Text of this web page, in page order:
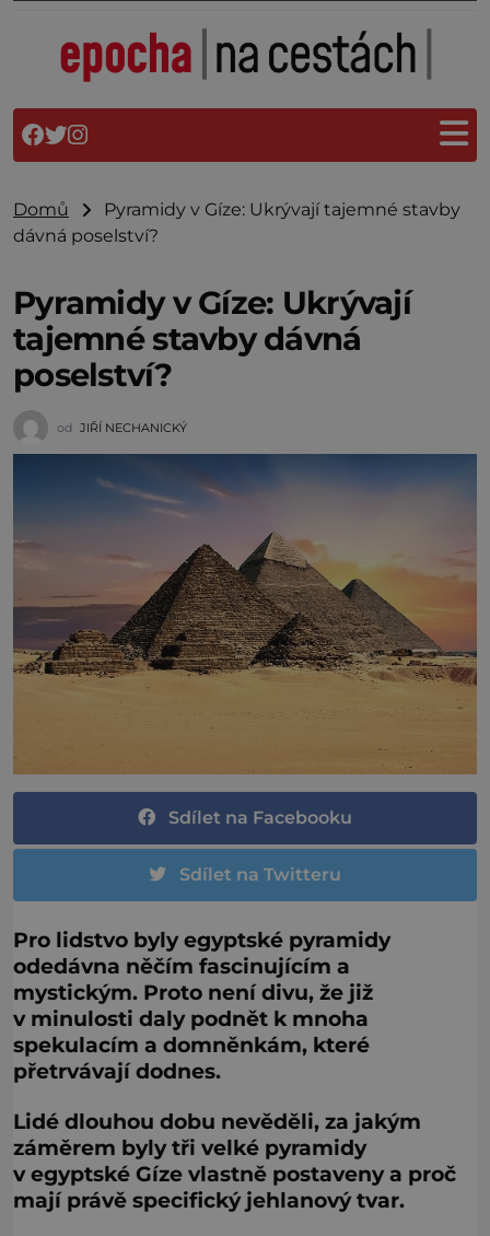
Domů
Pyramidy v Gíze: Ukrývají tajemné stavby
dávná poselství?
Pyramidy v Gíze: Ukrývají
tajemné stavby dávná
poselství?
od JIŘÍ NECHANICKÝ
Sdílet na Facebooku
Sdílet na Twitteru
Pro lidstvo byly egyptské pyramidy
odedávna něčím fascinujícím a
mystickým. Proto není divu, že již
v minulosti daly podnět k mnoha
spekulacím a domněnkám, které
přetrvávají dodnes.
Lidé dlouhou dobu nevěděli, za jakým
záměrem byly tři velké pyramidy
v egyptské Gíze vlastně postaveny a proč
mají právě specifický jehlanový tvar.